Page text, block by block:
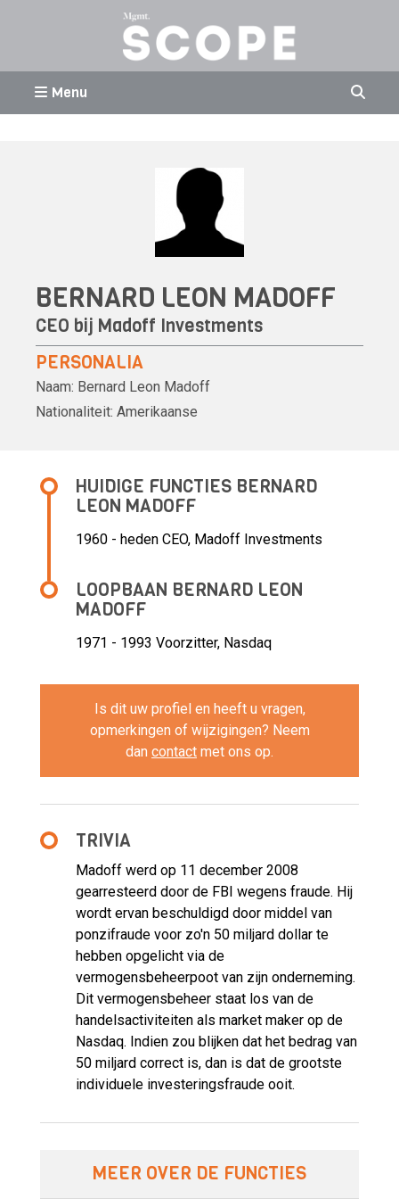
Menu
BERNARD LEON MADOFF
CEO bij Madoff Investments
PERSONALIA
Naam: Bernard Leon Madoff
Nationaliteit: Amerikaanse
HUIDIGE FUNCTIES BERNARD
LEON MADOFF
1960 - heden CEO, Madoff Investments
LOOPBAAN BERNARD LEON
MADOFF
1971 - 1993 Voorzitter, Nasdaq
Is dit uw profiel en heeft u vragen,
opmerkingen of wijzigingen? Neem
dan contact met ons op.
TRIVIA
Madoff werd op 11 december 2008
gearresteerd door de FBI wegens fraude. Hij
wordt ervan beschuldigd door middel van
ponzifraude voor zo'n 50 miljard dollar te
hebben opgelicht via de
vermogensbeheerpoot van zijn onderneming.
Dit vermogensbeheer staat los van de
handelsactiviteiten als market maker op de
Nasdaq. Indien zou blijken dat het bedrag van
50 miljard correct is, dan is dat de grootste
individuele investeringsfraude ooit.
MEER OVER DE FUNCTIES